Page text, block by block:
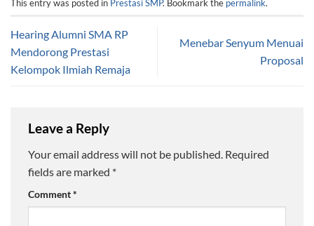
This entry was posted in Prestasi SMP. Bookmark the permalink.
Hearing Alumni SMA RP
Mendorong Prestasi
Kelompok Ilmiah Remaja
Menebar Senyum Menuai
Proposal
Leave a Reply
Your email address will not be published. Required
fields are marked *
Comment*